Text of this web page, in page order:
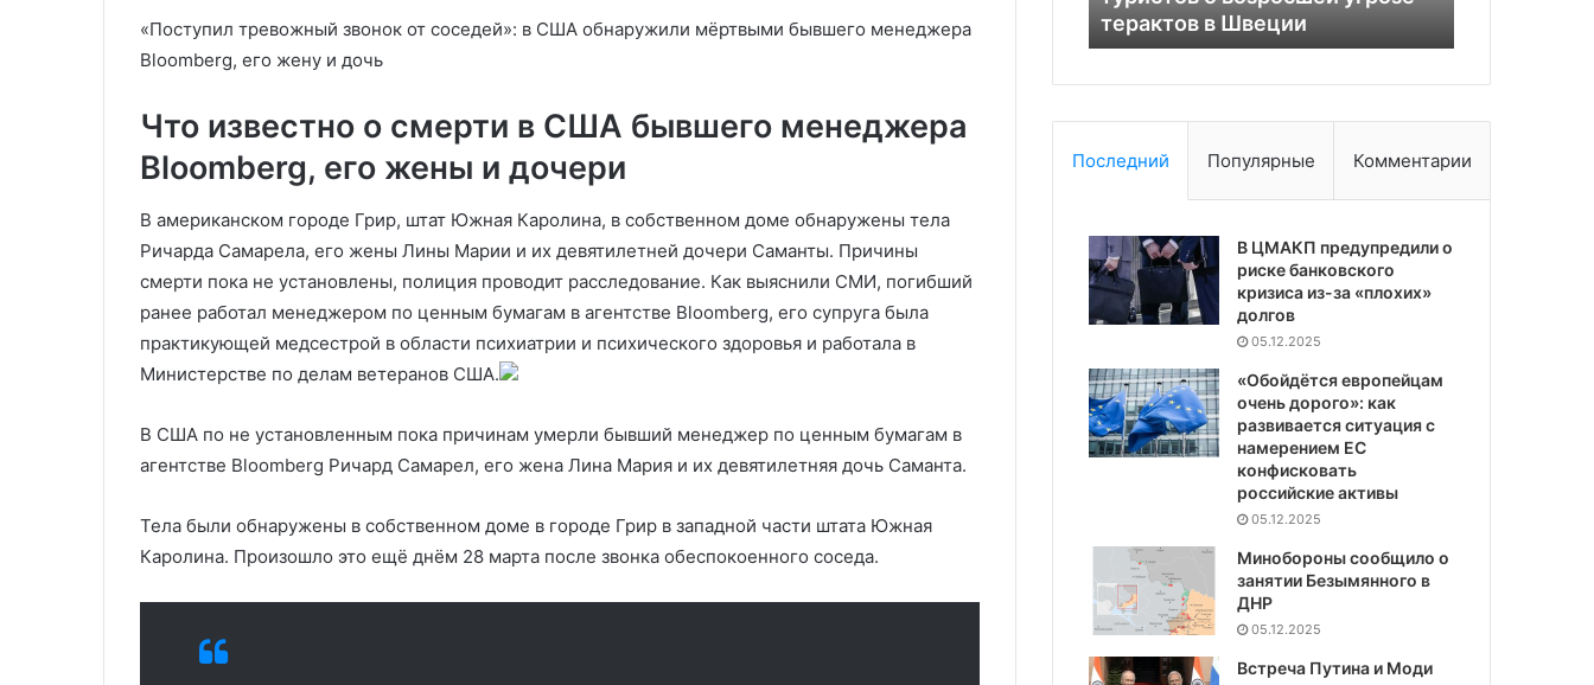
«Поступил тревожный звонок от соседей»: в США обнаружили мёртвыми бывшего менеджера
Bloomberg, его жену и дочь
Что известно о смерти в США бывшего менеджера
Bloomberg, его жены и дочери
В американском городе Грир, штат Южная Каролина, в собственном доме обнаружены тела
Ричарда Самарела, его жены Лины Марии и их девятилетней дочери Саманты. Причины
смерти пока не установлены, полиция проводит расследование. Как выяснили СМИ, погибший
ранее работал менеджером по ценным бумагам в агентстве Bloomberg, его супруга была
практикующей медсестрой в области психиатрии и психического здоровья и работала в
Министерстве по делам ветеранов США.
В США по не установленным пока причинам умерли бывший менеджер по ценным бумагам в
агентстве Bloomberg Ричард Самарел, его жена Лина Мария и их девятилетняя дочь Саманта.
Тела были обнаружены в собственном доме в городе Грир в западной части штата Южная
Каролина. Произошло это ещё днём 28 марта после звонка обеспокоенного соседа.
парламентских
мировых изменений
лично
терактов в Швеции
Последний Популярные Комментарии
В ЦМАКП предупредили о
риске банковского
кризиса из-за «плохих»
долгов
05.12.2025
«Обойдётся европейцам
очень дорого»: как
развивается ситуация с
намерением ЕС
конфисковать
российские активы
05.12.2025
Минобороны сообщило о
занятии Безымянного в
ДНР
05.12.2025
Встреча Путина и Моди